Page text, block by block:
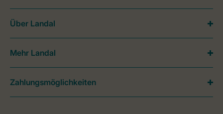
Über Landal
Mehr Landal
Zahlungsmöglichkeiten